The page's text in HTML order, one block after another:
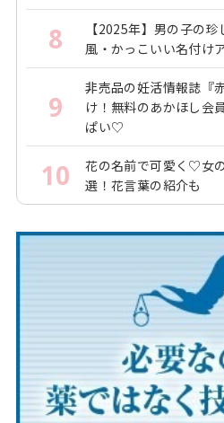
8
【2025年】男の子の
風・かっこいい名付け
9
非売品の妊活情報誌『
け！無料のあかほし会
ぱい♡
10
花の名前で可愛く♡女
選！花言葉の紹介も